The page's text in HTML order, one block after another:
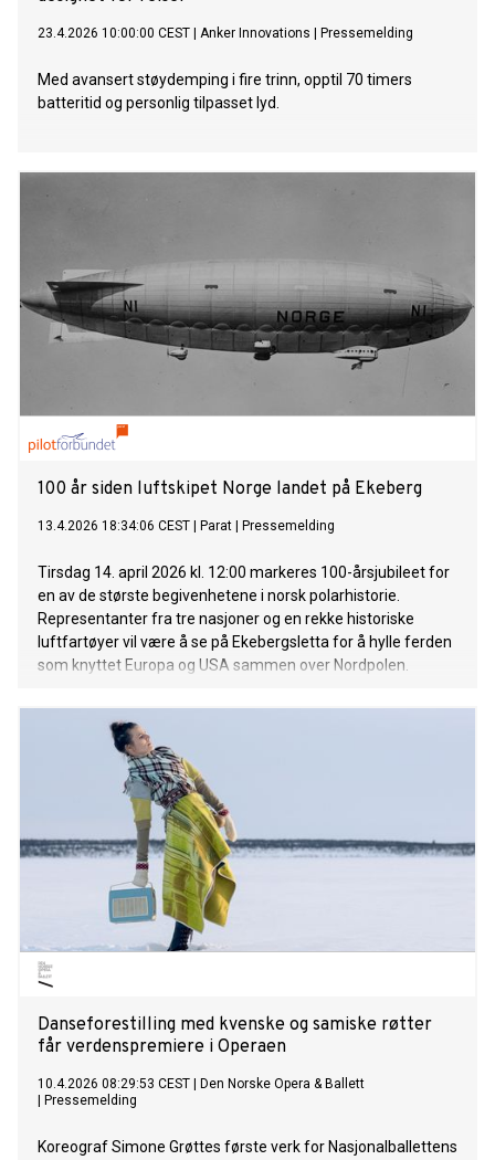
23.4.2026 10:00:00 CEST Anker Innovations Pressemelding
Med avansert støydemping i fire trinn, opptil 70 timers
batteritid og personlig tilpasset lyd.
100 år siden luftskipet Norge landet på Ekeberg
13.4.2026 18:34:06 CEST Parat Pressemelding
Tirsdag 14. april 2026 kl. 12:00 markeres 100-årsjubileet for
en av de største begivenhetene i norsk polarhistorie.
Representanter fra tre nasjoner og en rekke historiske
luftfartøyer vil være å se på Ekebergsletta for å hylle ferden
som knyttet Europa og USA sammen over Nordpolen.
Danseforestilling med kvenske og samiske røtter
får verdenspremiere i Operaen
10.4.2026 08:29:53 CEST
Den Norske Opera & Ballett
Pressemelding
Koreograf Simone Grøttes første verk for Nasjonalballettens